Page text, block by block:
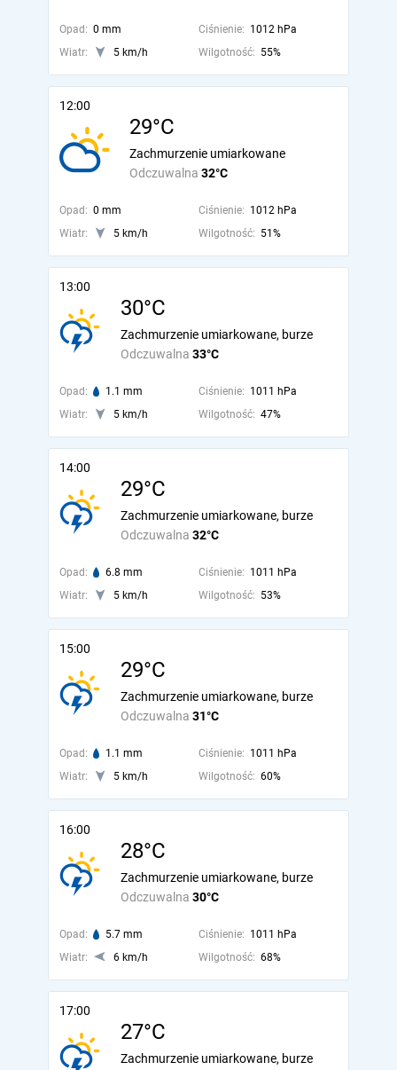
Opad: 0 mm Ciśnienie: 1012 hPa
Wiatr:
5 km/h Wilgotność: 55%
12:00
29°C
Odczuwalna 32°C
Zachmurzenie umiarkowane
Opad: 0 mm Ciśnienie: 1012 hPa
Wiatr:
5 km/h Wilgotność: 51%
13:00
30°C
Odczuwalna 33°C
Zachmurzenie umiarkowane, burze
Opad: 1.1 mm Ciśnienie: 1011 hPa
Wiatr:
5 km/h Wilgotność: 47%
14:00
29°C
Odczuwalna 32°C
Zachmurzenie umiarkowane, burze
Opad: 6.8 mm Ciśnienie: 1011 hPa
Wiatr:
5 km/h Wilgotność: 53%
15:00
29°C
Odczuwalna 31°C
Zachmurzenie umiarkowane, burze
Opad: 1.1 mm Ciśnienie: 1011 hPa
Wiatr:
5 km/h Wilgotność: 60%
16:00
28°C
Odczuwalna 30°C
Zachmurzenie umiarkowane, burze
Opad: 5.7 mm Ciśnienie: 1011 hPa
Wiatr:
6 km/h Wilgotność: 68%
17:00
27°C
Zachmurzenie umiarkowane, burze